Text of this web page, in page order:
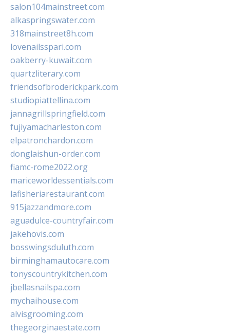
salon104mainstreet.com
alkaspringswater.com
318mainstreet8h.com
lovenailsspari.com
oakberry-kuwait.com
quartzliterary.com
friendsofbroderickpark.com
studiopiattellina.com
jannagrillspringfield.com
fujiyamacharleston.com
elpatronchardon.com
donglaishun-order.com
fiamc-rome2022.org
mariceworldessentials.com
lafisheriarestaurant.com
915jazzandmore.com
aguadulce-countryfair.com
jakehovis.com
bosswingsduluth.com
birminghamautocare.com
tonyscountrykitchen.com
jbellasnailspa.com
mychaihouse.com
alvisgrooming.com
thegeorginaestate.com